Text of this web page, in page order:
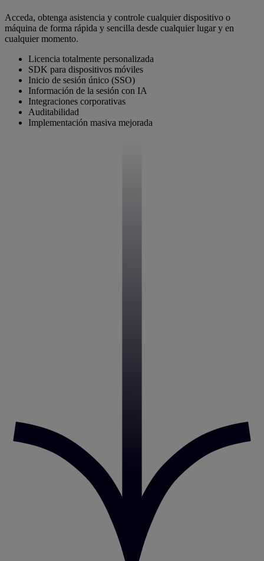
Acceda, obtenga asistencia y controle cualquier dispositivo o
máquina de forma rápida y sencilla desde cualquier lugar y en
cualquier momento.
Licencia totalmente personalizada
SDK para dispositivos móviles
Inicio de sesión único (SSO)
Información de la sesión con IA
Integraciones corporativas
Auditabilidad
Implementación masiva mejorada